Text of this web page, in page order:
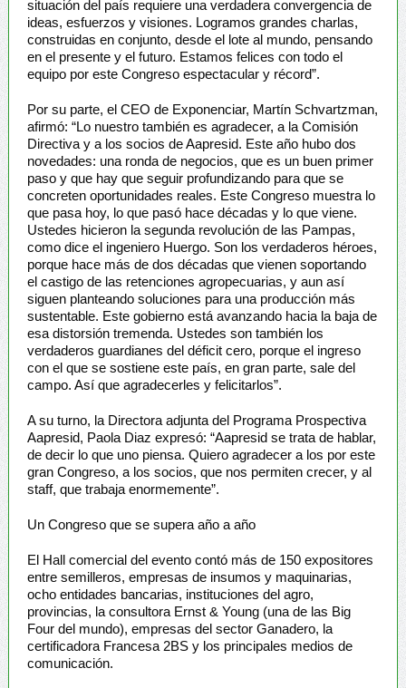
situación del país requiere una verdadera convergencia de
ideas, esfuerzos y visiones. Logramos grandes charlas,
construidas en conjunto, desde el lote al mundo, pensando
en el presente y el futuro. Estamos felices con todo el
equipo por este Congreso espectacular y récord”.
Por su parte, el CEO de Exponenciar, Martín Schvartzman,
afirmó: “Lo nuestro también es agradecer, a la Comisión
Directiva y a los socios de Aapresid. Este año hubo dos
novedades: una ronda de negocios, que es un buen primer
paso y que hay que seguir profundizando para que se
concreten oportunidades reales. Este Congreso muestra lo
que pasa hoy, lo que pasó hace décadas y lo que viene.
Ustedes hicieron la segunda revolución de las Pampas,
como dice el ingeniero Huergo. Son los verdaderos héroes,
porque hace más de dos décadas que vienen soportando
el castigo de las retenciones agropecuarias, y aun así
siguen planteando soluciones para una producción más
sustentable. Este gobierno está avanzando hacia la baja de
esa distorsión tremenda. Ustedes son también los
verdaderos guardianes del déficit cero, porque el ingreso
con el que se sostiene este país, en gran parte, sale del
campo. Así que agradecerles y felicitarlos”.
A su turno, la Directora adjunta del Programa Prospectiva
Aapresid, Paola Diaz expresó: “Aapresid se trata de hablar,
de decir lo que uno piensa. Quiero agradecer a los por este
gran Congreso, a los socios, que nos permiten crecer, y al
staff, que trabaja enormemente”.
Un Congreso que se supera año a año
El Hall comercial del evento contó más de 150 expositores
entre semilleros, empresas de insumos y maquinarias,
ocho entidades bancarias, instituciones del agro,
provincias, la consultora Ernst & Young (una de las Big
Four del mundo), empresas del sector Ganadero, la
certificadora Francesa 2BS y los principales medios de
comunicación.